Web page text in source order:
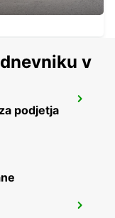
v
podjetja